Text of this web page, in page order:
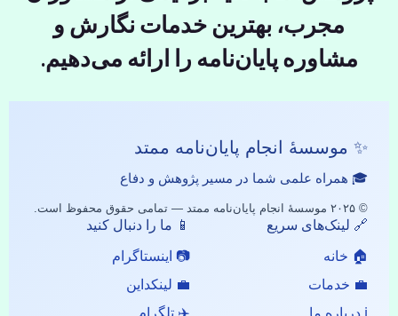
مجرب، بهترین خدمات نگارش و
مشاوره پایان‌نامه را ارائه می‌دهیم.
✨ موسسهٔ انجام پایان‌نامه ممتد
🎓 همراه علمی شما در مسیر پژوهش و دفاع
© ۲۰۲۵ موسسهٔ انجام پایان‌نامه ممتد — تمامی حقوق محفوظ است.
🔗 لینک‌های سریع
🏠 خانه
💼 خدمات
📱 ما را دنبال کنید
📷 اینستاگرام
💼 لینکداین